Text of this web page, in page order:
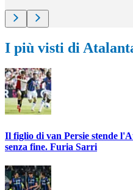
I più visti di
Il figlio di van Persie stende
senza fine. Furia Sarri